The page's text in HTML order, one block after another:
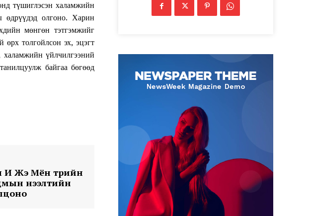
түшиглэсэн халамжийн
олгоно. Харин
мөнгөн тэтгэмжийг
толгойлсон эх, эцэгт
халамжийн үйлчилгээний
байгаа бөгөөд
И Жэ Мён төрийн
нээлтийн